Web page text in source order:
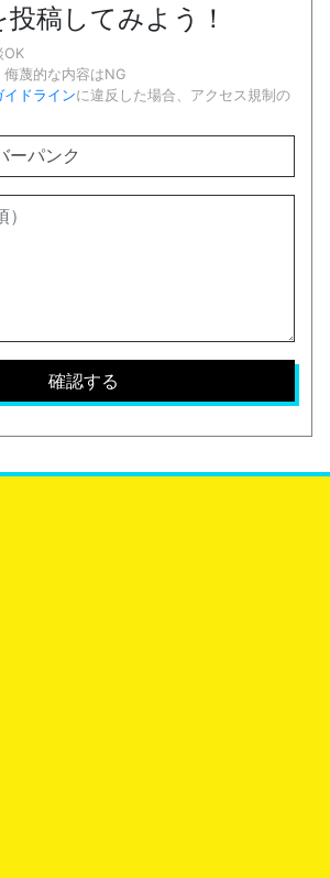
稿してみよう！
OK
蔑的な内容はNG
イドラインに違反した場合、アクセス規制の